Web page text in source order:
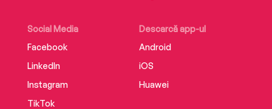
Social Media
Facebook
LinkedIn
Instagram
TikTok
Descarcă app-ul
Android
iOS
Huawei